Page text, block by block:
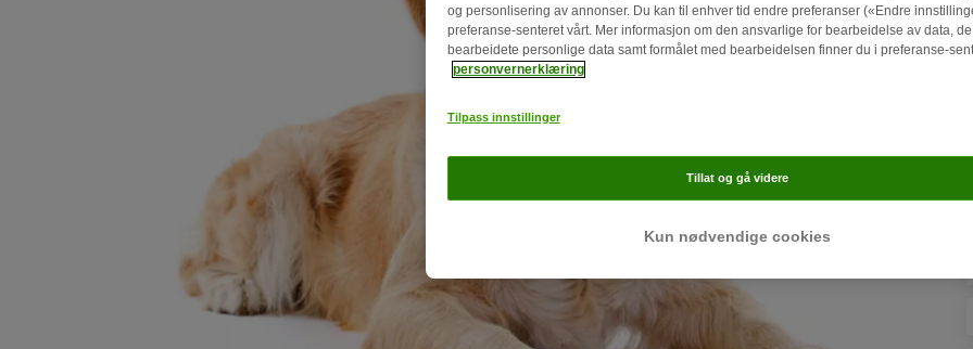
og personlisering av annonser. Du kan til enhver tid endre preferanser («Endre
preferanse-senteret vårt. Mer informasjon om den ansvarlige for bearbeidelse av data, de
bearbeidete personlige data samt formålet med bearbeidelsen finner du i preferanse-
personvernerklæring
Tilpass innstillinger
Kun nødvendige cookies
Tillat og gå videre